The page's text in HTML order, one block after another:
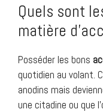
Quels sont
matière
Posséder les bons
quotidien au volant.
anodins mais
une citadine ou que